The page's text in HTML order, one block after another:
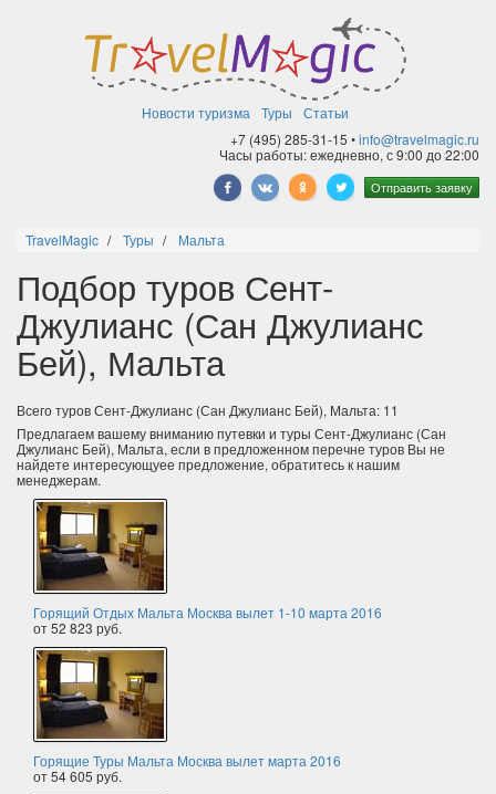
Новости туризма Туры
Статьи
+7 (495) 285-31-15 •info@travelmagic.ru
Часы работы: ежедневно, с 9:00 до 22:00
Отправить заявку
TravelMagic Туры Мальта
Подбор туров Сент-
Джулианс (Сан Джулианс
Бей), Мальта
Всего туров Сент-Джулианс (Сан Джулианс Бей), Мальта: 11
Предлагаем вашему вниманию путевки и туры Сент-Джулианс (Сан
Джулианс Бей), Мальта, если в предложенном перечне туров Вы не
найдете интересующуее предложение, обратитесь к нашим
менеджерам.
Горящий Отдых Мальта Москва вылет 1-10 марта 2016
от 52 823 руб.
Горящие Туры Мальта Москва вылет марта 2016
от 54 605 руб.